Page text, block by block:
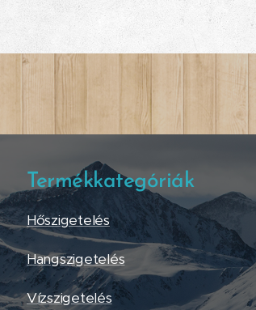
Termékkategóriák
Hőszigetelés
Hangszigetelés
Vízszigetelés